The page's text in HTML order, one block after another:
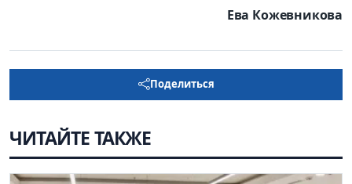
Ева Кожевникова
Поделиться
ЧИТАЙТЕ ТАКЖЕ